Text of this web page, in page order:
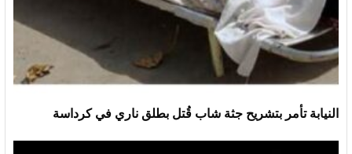
النيابة تأمر بتشريح جثة شاب قُتل بطلق ناري في كرداسة